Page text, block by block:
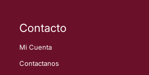
Contacto
Mi Cuenta
Contactanos